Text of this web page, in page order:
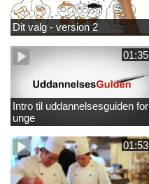
Dit valg - version 2
01:35
Intro til uddannelsesguiden for
unge
01:53